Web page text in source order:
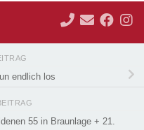
endlich los
55 in Braunlage + 21.